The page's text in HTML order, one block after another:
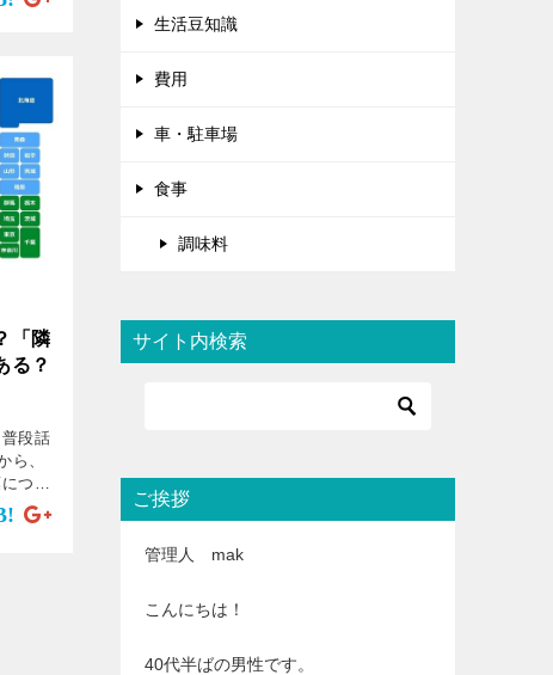
消防
「隣
る？
段話
ら、
つい
意味
ん」
生活豆知識
費用
車・駐車場
食事
調味料
サイト内検索
ご挨拶
管理人 mak
こんにちは！
40代半ばの男性です。